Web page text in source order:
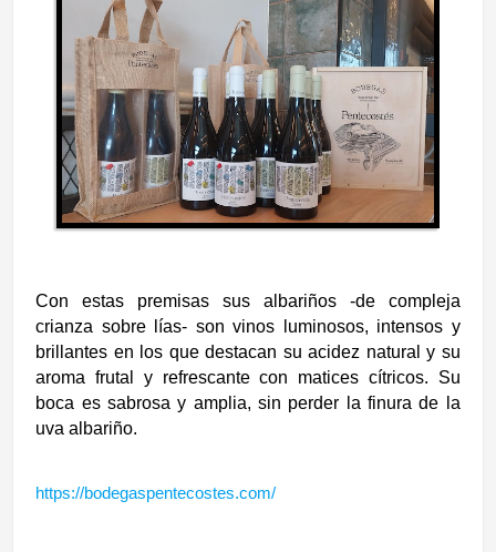
Con estas premisas sus albariños -de compleja
crianza sobre lías- son vinos luminosos, intensos y
brillantes en los que destacan su acidez natural y su
aroma frutal y refrescante con matices cítricos. Su
boca es sabrosa y amplia, sin perder la finura de la
uva albariño.
https://bodegaspentecostes.com/